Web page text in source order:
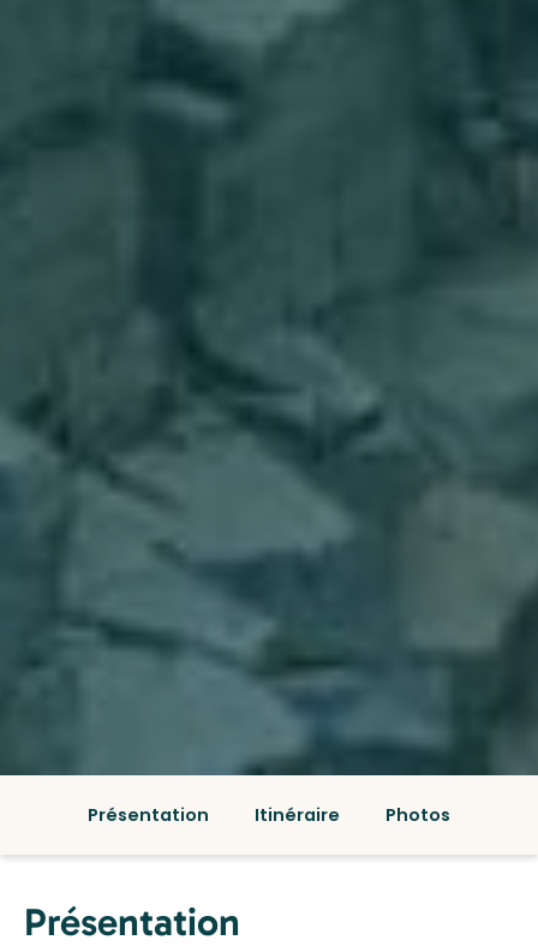
Présentation Itinéraire Photos
Présentation